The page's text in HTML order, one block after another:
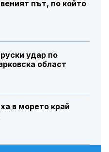
път, по който
удар по
област
в морето край